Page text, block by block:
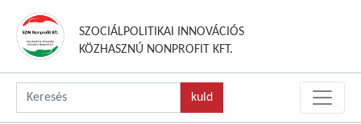
SZOCIÁLPOLITIKAI INNOVÁCIÓS
KÖZHASZNÚ NONPROFIT KFT.